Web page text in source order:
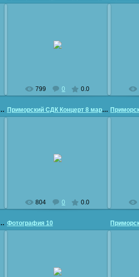
799 0 0.0
Концерт 8 марта Приморский СДК Концерт 8 марта
804 0 0.0
Концерт 8 марта Фотография 10